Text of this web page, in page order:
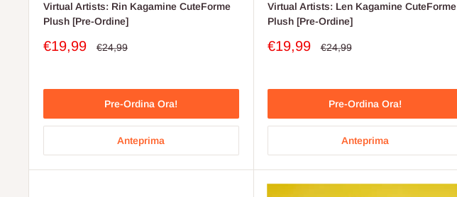
Virtual Artists: Rin Kagamine CuteForme
Plush [Pre-Ordine]
Prezzo
€19,99 Prezzo
€24,99
Pre-Ordina Ora!
Anteprima
Virtual Artists: Len Kagamine CuteForme
Plush [Pre-Ordine]
Prezzo
€19,99 Prezzo
€24,99
Pre-Ordina Ora!
Anteprima